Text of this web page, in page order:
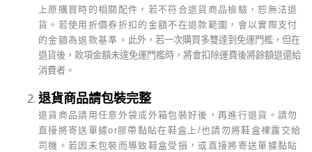
上原購買時的相關配件，若不符合退貨商品檢驗，恕無法退
貨。若使用折價券折扣的金額不在退款範圍，會以實際支付
的金額為退款基準。 此外，若一次購買多雙達到免運門檻，但在
退貨後，款項金額未達免運門檻時，將會扣除運費後將餘額退還給
消費者。
退貨商品請包裝完整
退貨商品請用任意外袋或外箱包裝好後，再進行退貨。請勿
直接將寄送單據or膠帶黏貼在鞋盒上/也請勿將鞋盒裸露交給
司機。若因未包裝而導致鞋盒受損，或直接將寄送單據黏貼